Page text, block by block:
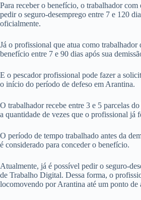
Para receber o benefício, o trabalhador com
pedir o seguro-desemprego entre 7 e 120
oficialmente.
Já o profissional que atua como trabalhador
benefício entre 7 e 90 dias após sua
E o pescador profissional pode fazer a
o início do período de defeso em Arantina.
O trabalhador recebe entre 3 e 5 parcelas
a quantidade de vezes que o profissional já
O período de tempo trabalhado antes da
é considerado para conceder o benefício.
Atualmente, já é possível pedir o seguro-
de Trabalho Digital. Dessa forma, o
locomovendo por Arantina até um ponto de